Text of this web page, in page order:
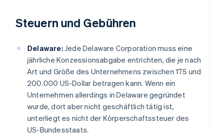
Steuern und Gebühren
Delaware: Jede Delaware Corporation muss eine
jährliche Konzessionsabgabe entrichten, die je nach
Art und Größe des Unternehmens zwischen 175 und
200.000 US-Dollar betragen kann. Wenn ein
Unternehmen allerdings in Delaware gegründet
wurde, dort aber nicht geschäftlich tätig ist,
unterliegt es nicht der Körperschaftssteuer des
US-Bundesstaats.